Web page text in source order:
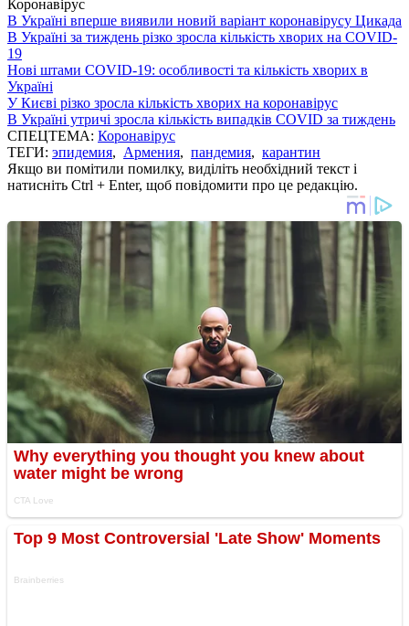
Коронавірус
В Україні вперше виявили новий варіант коронавірусу Цикада
В Україні за тиждень різко зросла кількість хворих на COVID-
19
Нові штами COVID-19: особливості та кількість хворих в
Україні
У Києві різко зросла кількість хворих на коронавірус
В Україні утричі зросла кількість випадків COVID за тиждень
СПЕЦТЕМА: Коронавірус
ТЕГИ: эпидемия, Армения, пандемия, карантин
Якщо ви помітили помилку, виділіть необхідний текст і
натисніть Ctrl + Enter, щоб повідомити про це редакцію.